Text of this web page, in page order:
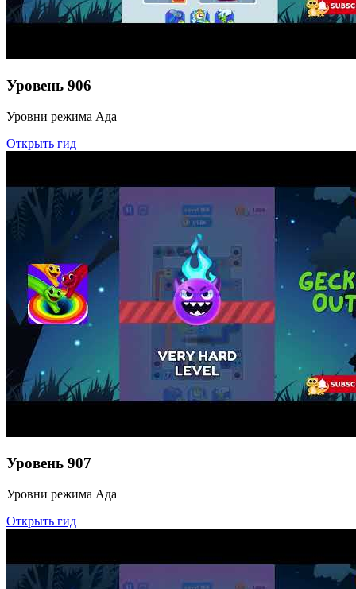
Уровень 906
Уровни режима Ада
Открыть гид
Уровень 907
Уровни режима Ада
Открыть гид